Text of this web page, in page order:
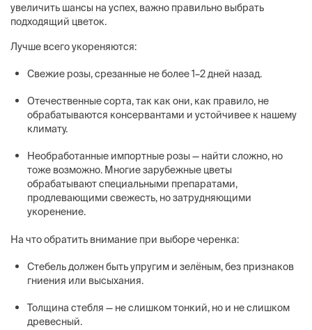
увеличить шансы на успех, важно правильно выбрать
подходящий цветок.
Лучше всего укореняются:
Свежие розы, срезанные не более 1–2 дней назад.
Отечественные сорта, так как они, как правило, не
обрабатываются консервантами и устойчивее к нашему
климату.
Необработанные импортные розы — найти сложно, но
тоже возможно. Многие зарубежные цветы
обрабатывают специальными препаратами,
продлевающими свежесть, но затрудняющими
укоренение.
На что обратить внимание при выборе черенка:
Стебель должен быть упругим и зелёным, без признаков
гниения или высыхания.
Толщина стебля — не слишком тонкий, но и не слишком
древесный.